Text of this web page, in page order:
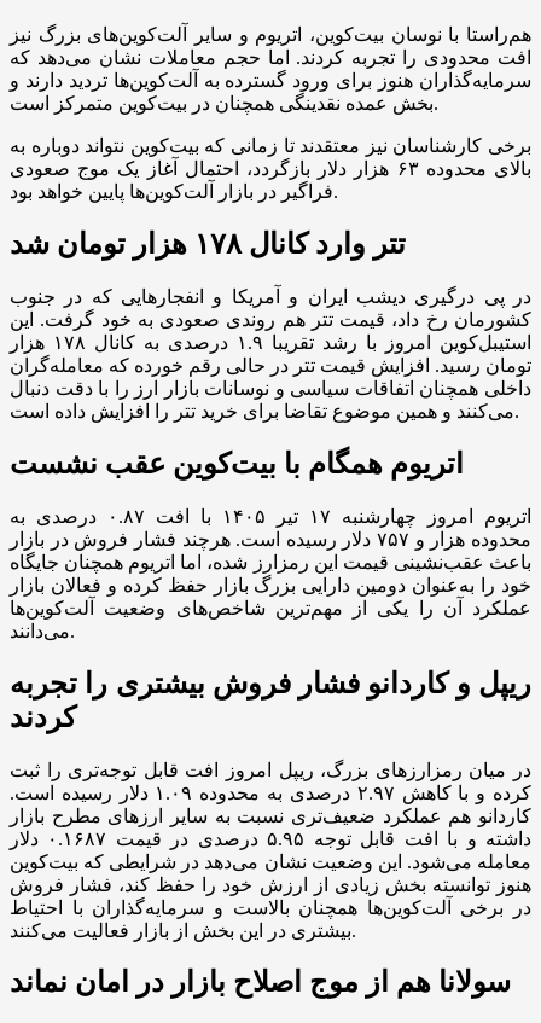
هم‌راستا با نوسان بیت‌کوین، اتریوم و سایر آلت‌کوین‌های بزرگ نیز
افت محدودی را تجربه کردند. اما حجم معاملات نشان می‌دهد که
سرمایه‌گذاران هنوز برای ورود گسترده به آلت‌کوین‌ها تردید دارند و
بخش عمده نقدینگی همچنان در بیت‌کوین متمرکز است.
برخی کارشناسان نیز معتقدند تا زمانی که بیت‌کوین نتواند دوباره به
بالای محدوده ۶۳ هزار دلار بازگردد، احتمال آغاز یک موج صعودی
فراگیر در بازار آلت‌کوین‌ها پایین خواهد بود.
تتر وارد کانال ۱۷۸ هزار تومان شد
در پی درگیری دیشب ایران و آمریکا و انفجارهایی که در جنوب
کشورمان رخ داد، قیمت تتر هم روندی صعودی به خود گرفت. این
استیبل‌کوین امروز با رشد تقریبا ۱.۹ درصدی به کانال ۱۷۸ هزار
تومان رسید. افزایش قیمت تتر در حالی رقم خورده که معامله‌گران
داخلی همچنان اتفاقات سیاسی و نوسانات بازار ارز را با دقت دنبال
می‌کنند و همین موضوع تقاضا برای خرید تتر را افزایش داده است.
اتریوم همگام با بیت‌کوین عقب نشست
اتریوم امروز چهارشنبه ۱۷ تیر ۱۴۰۵ با افت ۰.۸۷ درصدی به
محدوده هزار و ۷۵۷ دلار رسیده است. هرچند فشار فروش در بازار
باعث عقب‌نشینی قیمت این رمزارز شده، اما اتریوم همچنان جایگاه
خود را به‌عنوان دومین دارایی بزرگ بازار حفظ کرده و فعالان بازار
عملکرد آن را یکی از مهم‌ترین شاخص‌های وضعیت آلت‌کوین‌ها
می‌دانند.
ریپل و کاردانو فشار فروش بیشتری را تجربه
کردند
در میان رمزارز‌های بزرگ، ریپل امروز افت قابل توجه‌تری را ثبت
کرده و با کاهش ۲.۹۷ درصدی به محدوده ۱.۰۹ دلار رسیده است.
کاردانو هم عملکرد ضعیف‌تری نسبت به سایر ارز‌های مطرح بازار
داشته و با افت قابل توجه ۵.۹۵ درصدی در قیمت ۰.۱۶۸۷ دلار
معامله می‌شود. این وضعیت نشان می‌دهد در شرایطی که بیت‌کوین
هنوز توانسته بخش زیادی از ارزش خود را حفظ کند، فشار فروش
در برخی آلت‌کوین‌ها همچنان بالاست و سرمایه‌گذاران با احتیاط
بیشتری در این بخش از بازار فعالیت می‌کنند.
سولانا هم از موج اصلاح بازار در امان نماند